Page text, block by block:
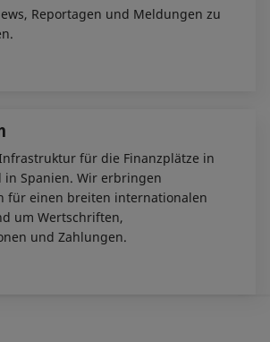
Reportagen und Meldungen zu
für die Finanzplätze in
in Spanien. Wir erbringen
für einen breiten internationalen
um Wertschriften,
und Zahlungen.